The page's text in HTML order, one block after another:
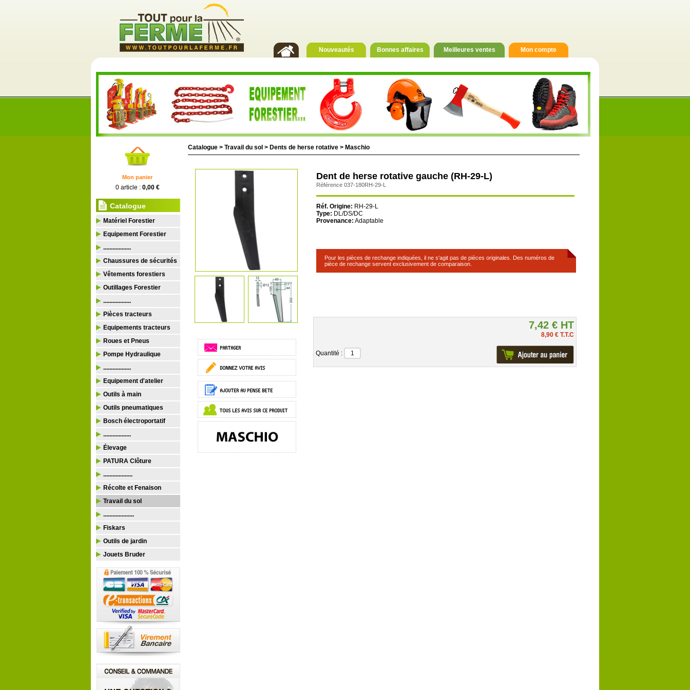
Nouveautés Bonnes affaires Meilleures ventes Mon compte
Mon panier
0 article : 0,00 €
Catalogue
Matériel Forestier
Equipement Forestier
..................
Chaussures de sécurités
Vêtements forestiers
Outillages Forestier
..................
Pièces tracteurs
Equipements tracteurs
Roues et Pneus
Pompe Hydraulique
..................
Equipement d'atelier
Outils à main
Outils pneumatiques
Bosch électroportatif
..................
Élevage
PATURA Clôture
...................
Récolte et Fenaison
Travail du sol
....................
Fiskars
Outils de jardin
Jouets Bruder
Catalogue > Travail du sol > Dents de herse rotative > Maschio
Dent de herse rotative gauche (RH-29-L)
Référence 037-180RH-29-L
Réf. Origine: RH-29-L
Type: DL/DS/DC
Provenance: Adaptable
Pour les pièces de rechange indiquées, il ne s'agit pas de pièces originales. Des numéros de
pièce de rechange servent exclusivement de comparaison.
7,42 € HT
8,90 € T.T.C
Quantité :